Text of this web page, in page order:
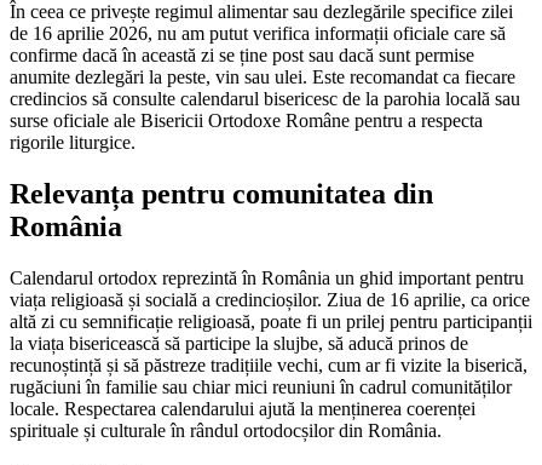
În ceea ce privește regimul alimentar sau dezlegările specifice zilei
de 16 aprilie 2026, nu am putut verifica informații oficiale care să
confirme dacă în această zi se ține post sau dacă sunt permise
anumite dezlegări la peste, vin sau ulei. Este recomandat ca fiecare
credincios să consulte calendarul bisericesc de la parohia locală sau
surse oficiale ale Bisericii Ortodoxe Române pentru a respecta
rigorile liturgice.
Relevanța pentru comunitatea din
România
Calendarul ortodox reprezintă în România un ghid important pentru
viața religioasă și socială a credincioșilor. Ziua de 16 aprilie, ca orice
altă zi cu semnificație religioasă, poate fi un prilej pentru participanții
la viața bisericească să participe la slujbe, să aducă prinos de
recunoștință și să păstreze tradițiile vechi, cum ar fi vizite la biserică,
rugăciuni în familie sau chiar mici reuniuni în cadrul comunităților
locale. Respectarea calendarului ajută la menținerea coerenței
spirituale și culturale în rândul ortodocșilor din România.